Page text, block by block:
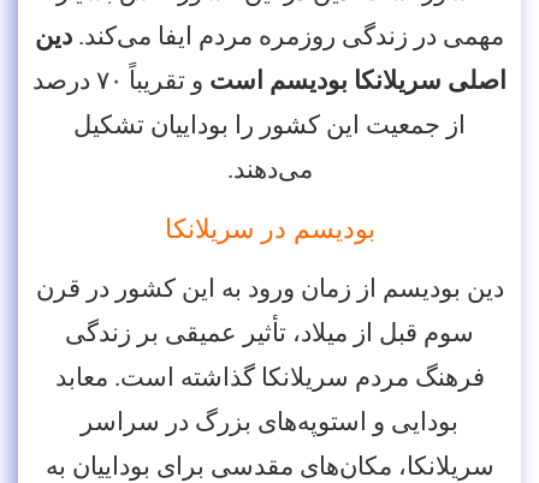
مهمی در زندگی روزمره مردم ایفا می‌کند. دین
اصلی سریلانکا بودیسم است
و تقریباً ۷۰ درصد
از جمعیت این کشور را بوداییان تشکیل
می‌دهند.
بودیسم در سریلانکا
دین بودیسم از زمان ورود به این کشور در قرن
سوم قبل از میلاد، تأثیر عمیقی بر زندگی
فرهنگ مردم سریلانکا گذاشته است. معابد
بودایی و استوپه‌های بزرگ در سراسر
سریلانکا، مکان‌های مقدسی برای بوداییان به